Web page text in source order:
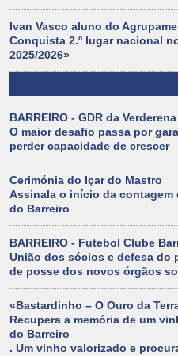
Ivan Vasco aluno do
Conquista 2.º lugar nacional
2025/2026»
BARREIRO - GDR da
O maior desafio passa por
perder capacidade de crescer
Cerimónia do Içar do Mastro
Assinala o início da contagem
do Barreiro
BARREIRO - Futebol Clube
União dos sócios e defesa do
de posse dos novos órgãos
«Bastardinho – O Ouro da
Recupera a memória de um
do Barreiro
. Um vinho valorizado e